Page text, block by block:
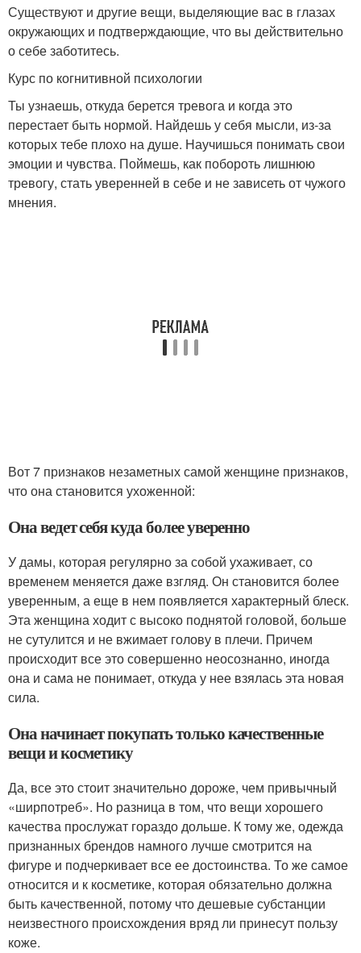
Существуют и другие вещи, выделяющие вас в глазах
окружающих и подтверждающие, что вы действительно
о себе заботитесь.
Курс по когнитивной психологии
Ты узнаешь, откуда берется тревога и когда это
перестает быть нормой. Найдешь у себя мысли, из-за
которых тебе плохо на душе. Научишься понимать свои
эмоции и чувства. Поймешь, как побороть лишнюю
тревогу, стать уверенней в себе и не зависеть от чужого
мнения.
Вот 7 признаков незаметных самой женщине признаков,
что она становится ухоженной:
Она ведет себя куда более уверенно
У дамы, которая регулярно за собой ухаживает, со
временем меняется даже взгляд. Он становится более
уверенным, а еще в нем появляется характерный блеск.
Эта женщина ходит с высоко поднятой головой, больше
не сутулится и не вжимает голову в плечи. Причем
происходит все это совершенно неосознанно, иногда
она и сама не понимает, откуда у нее взялась эта новая
сила.
Она начинает покупать только качественные
вещи и косметику
Да, все это стоит значительно дороже, чем привычный
«ширпотреб». Но разница в том, что вещи хорошего
качества прослужат гораздо дольше. К тому же, одежда
признанных брендов намного лучше смотрится на
фигуре и подчеркивает все ее достоинства. То же самое
относится и к косметике, которая обязательно должна
быть качественной, потому что дешевые субстанции
неизвестного происхождения вряд ли принесут пользу
коже.